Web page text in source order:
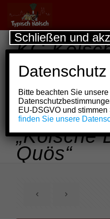
KG
e.V. sucht
Pänz“ für
und
„Kölsche
Quös“
Datenschutz
Bitte beachten Sie unsere
EU-DSGVO und
finden Sie unsere
Schließen und